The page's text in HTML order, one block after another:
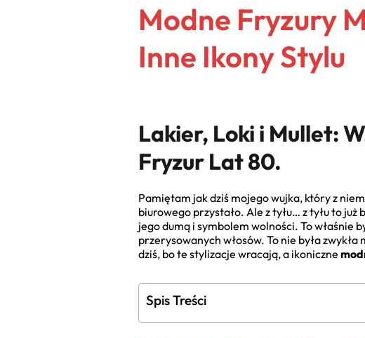
Modne Fryzury
Inne Ikony Stylu
Lakier, Loki i Mullet:
Fryzur Lat 80.
Pamiętam jak dziś mojego wujka, który z
biurowego przystało. Ale z tyłu… z tyłu to już
jego dumą i symbolem wolności. To właśnie
przerysowanych włosów. To nie była
dziś, bo te stylizacje wracają, a ikoniczne
Spis Treści